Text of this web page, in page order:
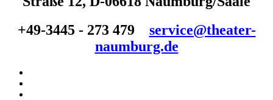
+49-3445 - 273 479
service@theater-
naumburg.de